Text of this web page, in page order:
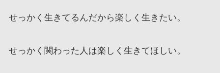
せっかく生きてるんだから楽しく生きたい。
せっかく関わった人は楽しく生きてほしい。